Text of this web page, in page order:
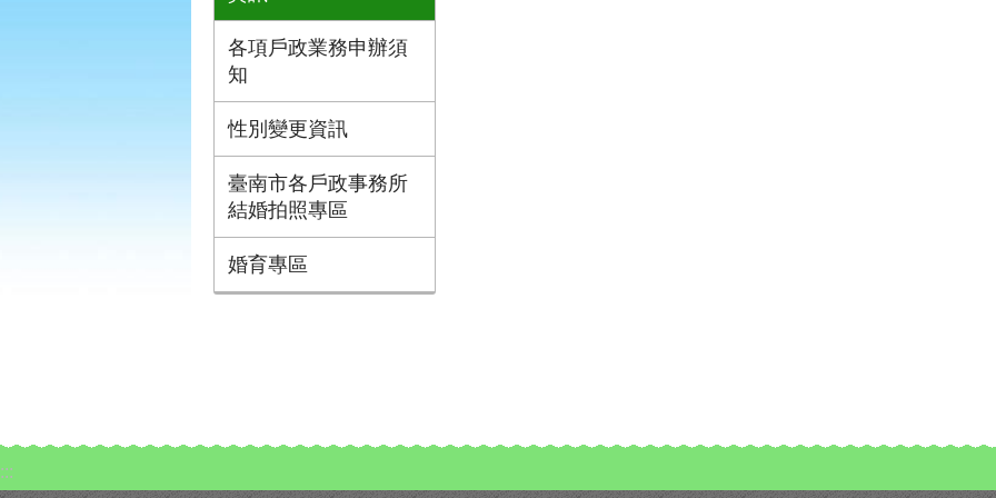
各項戶政業務申辦須
知
性別變更資訊
臺南市各戶政事務所
結婚拍照專區
婚育專區
:::